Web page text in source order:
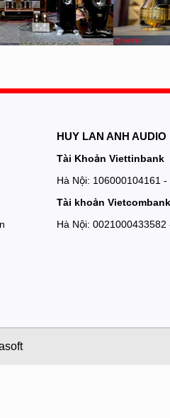
HUY LAN ANH AUDIO
Tài Khoản Viettinbank
Hà Nội: 106000104161 -
Tài khoản Vietcombank
Hà Nội: 0021000433582